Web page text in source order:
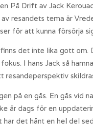
På Drift av Jack
resandets tema är
för att kunna försörja
finns det inte lika gott
I hans Jack så
resandeperspektiv
på en gås. En gås vid
är dags för en
har det hänt en hel del